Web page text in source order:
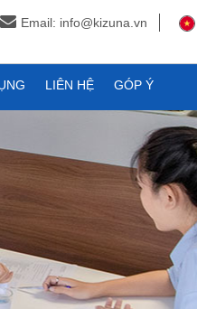
Email: info@kizuna.vn
LIÊN HỆ GÓP Ý